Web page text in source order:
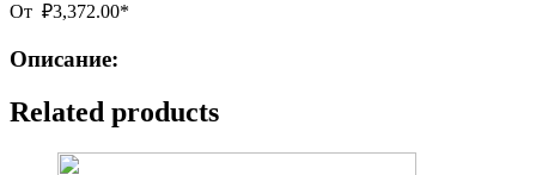
От ₽3,372.00*
Описание:
Related products